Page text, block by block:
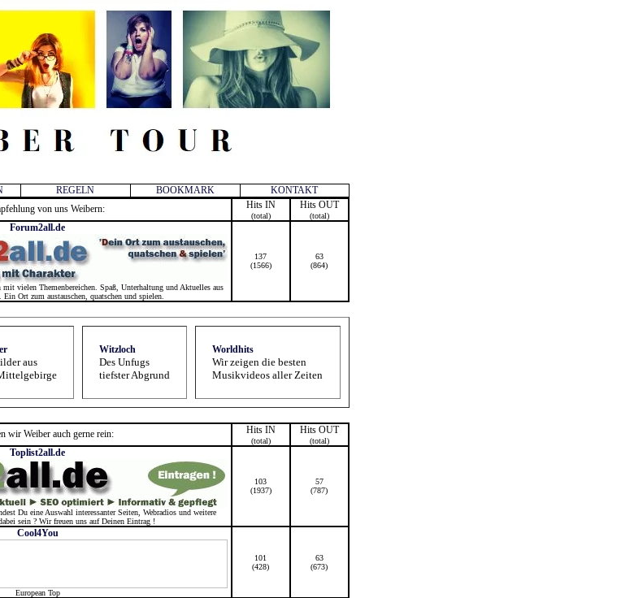
REGELN BOOKMARK
KONTAKT
von uns Weibern: Hits IN
(total)
Hits OUT
(total)
Forum2all.de
vielen Themenbereichen. Spaß, Unterhaltung und Aktuelles aus
Ort zum austauschen, quatschen und spielen.
137
(1566)
63
(864)
aus
Witzloch
Des Unfugs
tiefster Abgrund
Worldhits
Wir zeigen die besten
Musikvideos aller Zeiten
wir Weiber auch gerne rein: Hits IN
(total)
Hits OUT
(total)
Toplist2all.de
Du eine Auswahl interessanter Seiten, Webradios und weitere
sein ? Wir freuen uns auf Deinen Eintrag !
103
(1937)
57
(787)
Cool4You
European Top
101
(428)
63
(673)